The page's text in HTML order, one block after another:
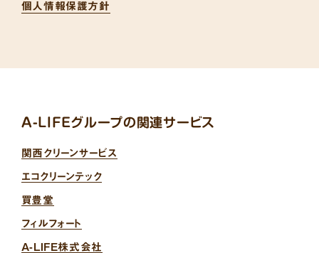
個人情報保護方針
A-LIFEグループの関連サービス
関西クリーンサービス
エコクリーンテック
買豊堂
フィルフォート
A-LIFE株式会社